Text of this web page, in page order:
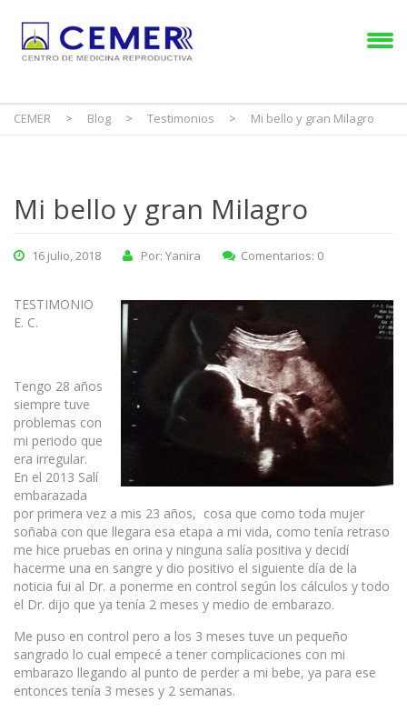
CEMER > Blog > Testimonios > Mi bello y gran Milagro
Mi bello y gran Milagro
16 julio, 2018 Por: Yanira Comentarios: 0
TESTIMONIO
E. C.
Tengo 28 años
siempre tuve
problemas con
mi periodo que
era irregular.
En el 2013 Salí
embarazada
por primera vez a mis 23 años, cosa que como toda mujer
soñaba con que llegara esa etapa a mi vida, como tenía retraso
me hice pruebas en orina y ninguna salía positiva y decidí
hacerme una en sangre y dio positivo el siguiente día de la
noticia fui al Dr. a ponerme en control según los cálculos y todo
el Dr. dijo que ya tenía 2 meses y medio de embarazo.
Me puso en control pero a los 3 meses tuve un pequeño
sangrado lo cual empecé a tener complicaciones con mi
embarazo llegando al punto de perder a mi bebe, ya para ese
entonces tenía 3 meses y 2 semanas.